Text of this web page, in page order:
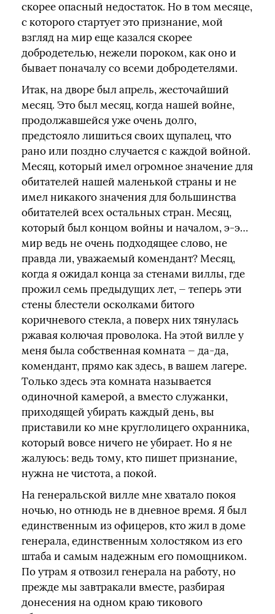
скорее опасный недостаток. Но в том месяце,
с которого стартует это признание, мой
взгляд на мир еще казался скорее
добродетелью, нежели пороком, как оно и
бывает поначалу со всеми добродетелями.
Итак, на дворе был апрель, жесточайший
месяц. Это был месяц, когда нашей войне,
продолжавшейся уже очень долго,
предстояло лишиться своих щупалец, что
рано или поздно случается с каждой войной.
Месяц, который имел огромное значение для
обитателей нашей маленькой страны и не
имел никакого значения для большинства
обитателей всех остальных стран. Месяц,
который был концом войны и началом, э-э…
мир ведь не очень подходящее слово, не
правда ли, уважаемый комендант? Месяц,
когда я ожидал конца за стенами виллы, где
прожил семь предыдущих лет, — теперь эти
стены блестели осколками битого
коричневого стекла, а поверх них тянулась
ржавая колючая проволока. На этой вилле у
меня была собственная комната — да-да,
комендант, прямо как здесь, в вашем лагере.
Только здесь эта комната называется
одиночной камерой, а вместо служанки,
приходящей убирать каждый день, вы
приставили ко мне круглолицего охранника,
который вовсе ничего не убирает. Но я не
жалуюсь: ведь тому, кто пишет признание,
нужна не чистота, а покой.
На генеральской вилле мне хватало покоя
ночью, но отнюдь не в дневное время. Я был
единственным из офицеров, кто жил в доме
генерала, единственным холостяком из его
штаба и самым надежным его помощником.
По утрам я отвозил генерала на работу, но
прежде мы завтракали вместе, разбирая
донесения на одном краю тикового